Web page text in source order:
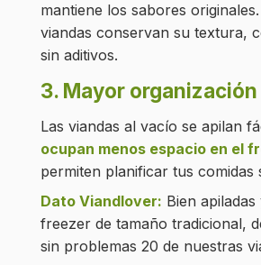
mantiene los sabores
viandas conservan su textura,
sin aditivos.
3. Mayor organización
Las viandas al vacío se apilan
ocupan menos espacio en el
permiten planificar tus comidas
Dato Viandlover: Bien
freezer de tamaño tradicional,
sin problemas 20 de nuestras